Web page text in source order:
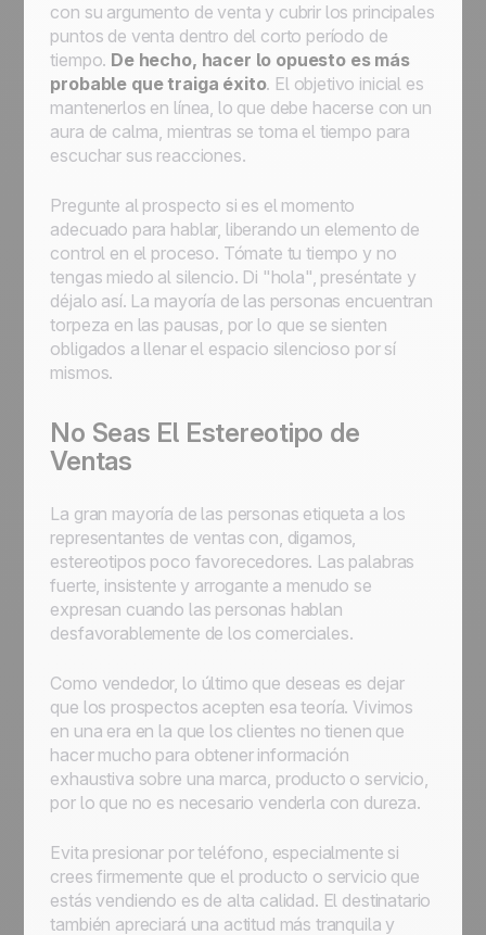
con su argumento de venta y cubrir los principales
puntos de venta dentro del corto período de
tiempo. De hecho, hacer lo opuesto es más
probable que traiga éxito. El objetivo inicial es
mantenerlos en línea, lo que debe hacerse con un
aura de calma, mientras se toma el tiempo para
escuchar sus reacciones.
Pregunte al prospecto si es el momento
adecuado para hablar, liberando un elemento de
control en el proceso. Tómate tu tiempo y no
tengas miedo al silencio. Di "hola", preséntate y
déjalo así. La mayoría de las personas encuentran
torpeza en las pausas, por lo que se sienten
obligados a llenar el espacio silencioso por sí
mismos.
No Seas El Estereotipo de
Ventas
La gran mayoría de las personas etiqueta a los
representantes de ventas con, digamos,
estereotipos poco favorecedores. Las palabras
fuerte, insistente y arrogante a menudo se
expresan cuando las personas hablan
desfavorablemente de los comerciales.
Como vendedor, lo último que deseas es dejar
que los prospectos acepten esa teoría. Vivimos
en una era en la que los clientes no tienen que
hacer mucho para obtener información
exhaustiva sobre una marca, producto o servicio,
por lo que no es necesario venderla con dureza.
Evita presionar por teléfono, especialmente si
crees firmemente que el producto o servicio que
estás vendiendo es de alta calidad. El destinatario
también apreciará una actitud más tranquila y